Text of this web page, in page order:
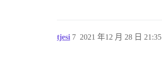
tjesi 2021 年12 月 28 日 21:35
7